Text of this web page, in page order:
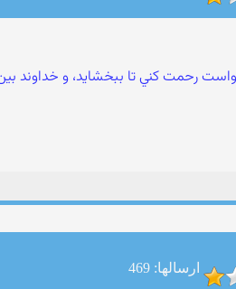
رحمت کني تا ببخشايد، و خداوند
ارسالها: 469